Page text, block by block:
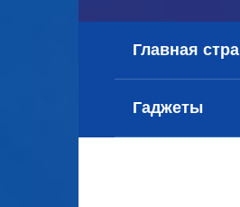
Главная
Гаджеты